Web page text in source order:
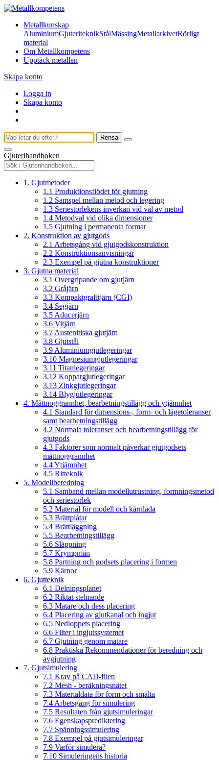
Metallkunskap
AluminiumGjuteriteknikStålMässingMetallarkivetRörligt
material
Om Metallkompetens
Upptäck metallen
Skapa konto
Logga in
Skapa konto
Rensa
Gjuterihandboken
1. Gjutmetoder
1.1 Produktionsflödet för gjutning
1.2 Samspel mellan metod och legering
1.3 Seriestorlekens inverkan vid val av metod
1.4 Metodval vid olika dimensioner
1.5 Gjutning i permanenta formar
2. Konstruktion av gjutgods
2.1 Arbetsgång vid gjutgodskonstruktion
2.2 Konstruktionsanvisningar
2.3 Exempel på gjutna konstruktioner
3. Gjutna material
3.1 Övergripande om gjutjärn
3.2 Gråjärn
3.3 Kompaktgrafitjärn (CGI)
3.4 Segjärn
3.5 Aducerjärn
3.6 Vitjärn
3.7 Austenitiska gjutjärn
3.8 Gjutstål
3.9 Aluminiumgjutlegeringar
3.10 Magnesiumgjutlegeringar
3.11 Titanlegeringar
3.12 Koppargjutlegeringar
3.13 Zinkgjutlegeringar
3.14 Blygjutlegeringar
4. Måttnoggrannhet, bearbetningstillägg och ytjämnhet
4.1 Standard för dimensions-, form- och lägetoleranser
samt bearbetningstillägg
4.2 Normala toleranser och bearbetningstillägg för
gjutgods
4.3 Faktorer som normalt påverkar gjutgodsets
måttnoggrannhet
4.4 Ytjämnhet
4.5 Ritteknik
5. Modellberedning
5.1 Samband mellan modellutrustning, formningsmetod
och seriestorlek
5.2 Material för modell och kärnlåda
5.3 Brättplåtar
5.4 Brättläggning
5.5 Bearbetningstillägg
5.6 Släppning
5.7 Krympmån
5.8 Partning och godsets placering i formen
5.9 Kärnor
6. Gjutteknik
6.1 Delningsplanet
6.2 Riktat stelnande
6.3 Matare och dess placering
6.4 Placering av gjutkanal och ingjut
6.5 Nedloppets placering
6.6 Filter i ingjutssystemet
6.7 Gjutning genom matare
6.8 Praktiska Rekommendationer för beredning och
avgjutning
7. Gjutsimulering
7.1 Krav på CAD-filen
7.2 Mesh - beräkningsnätet
7.3 Materialdata för form och smälta
7.4 Arbetsgång för simulering
7.5 Resultaten från gjutsimuleringar
7.6 Egenskapsprediktering
7.7 Spänningssimulering
7.8 Exempel på gjutsimuleringar
7.9 Varför simulera?
7.10 Simuleringens historia